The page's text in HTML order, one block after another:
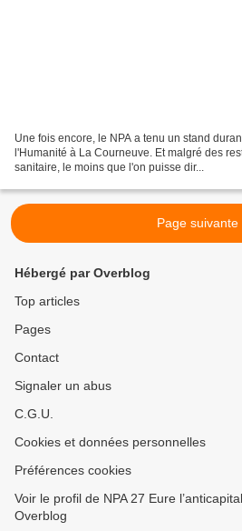
Une fois encore, le NPA a tenu un stand
l'Humanité à La Courneuve. Et malgré des
sanitaire, le moins que l'on puisse dir...
Page suivante
Hébergé par Overblog
Top articles
Pages
Contact
Signaler un abus
C.G.U.
Cookies et données personnelles
Préférences cookies
Voir le profil de NPA 27 Eure
Overblog